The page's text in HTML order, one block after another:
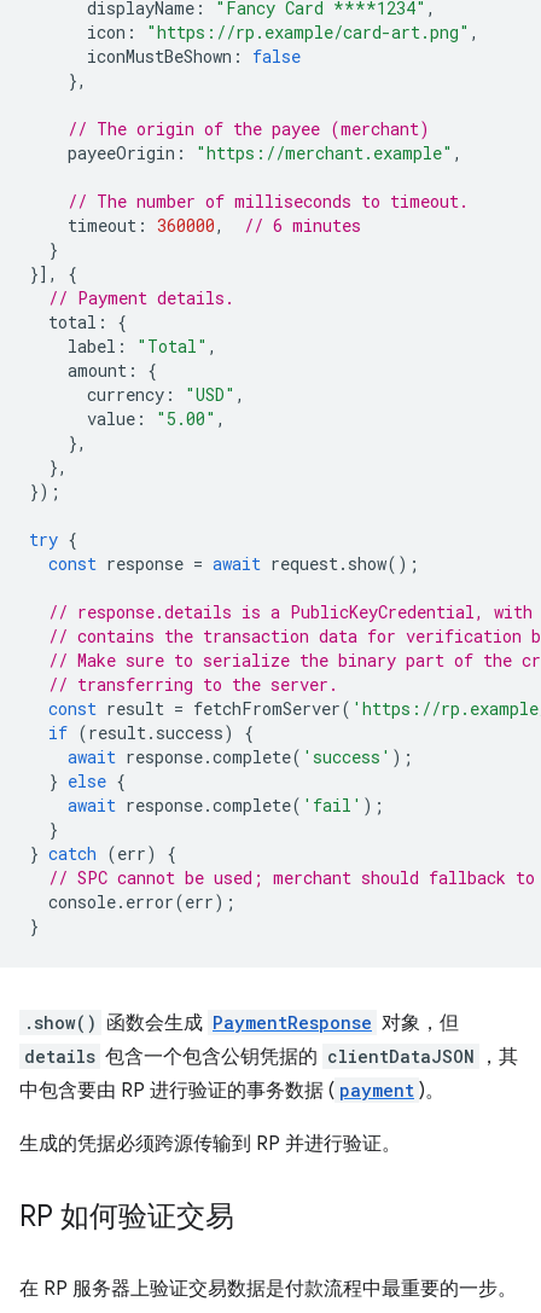
displayName : "Fancy Card ****1234" ,
icon : "https://rp.example/card-art.png" ,
iconMustBeShown :
false
},
// The origin of the payee (merchant)
payeeOrigin : "https://merchant.example" ,
// The number of milliseconds to timeout.
timeout : 360000,
// 6 minutes
}
}],
{
// Payment details.
total :
{
label : "Total" ,
amount :
{
currency : "USD" ,
value : "5.00" ,
},
},
});
try {
const response = await request. show();
// response.details is a PublicKeyCredential, with
// contains the transaction data for verification
// Make sure to serialize the binary part of the
// transferring to the server.
const result = fetchFromServer( 'https://
if (result. success)
{
await response.complete( 'success' );
} else {
await response.complete( 'fail' );
}
} catch (err)
{
// SPC cannot be used; merchant should fallback
console. error(err);
}
.show() 函数会生成 PaymentResponse 对象，但
details 包含一个包含公钥凭据的 clientDataJSON
，其
中包含要由 RP 进行验证的事务数据 ( payment )。
生成的凭据必须跨源传输到 RP 并进行验证。
RP 如何验证交易
在 RP 服务器上验证交易数据是付款流程中最重要的一步。